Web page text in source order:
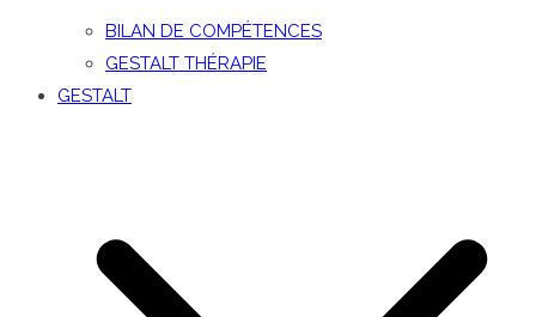
BILAN DE COMPÉTENCES
GESTALT THÉRAPIE
GESTALT